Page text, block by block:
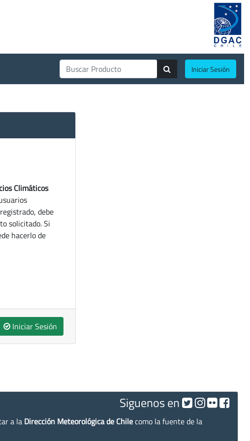
Iniciar Sesión
Climáticos
debe
solicitado. Si
hacerlo de
Iniciar Sesión
Siguenos en
a la Dirección Meteorológica de Chilecomo la fuente de la